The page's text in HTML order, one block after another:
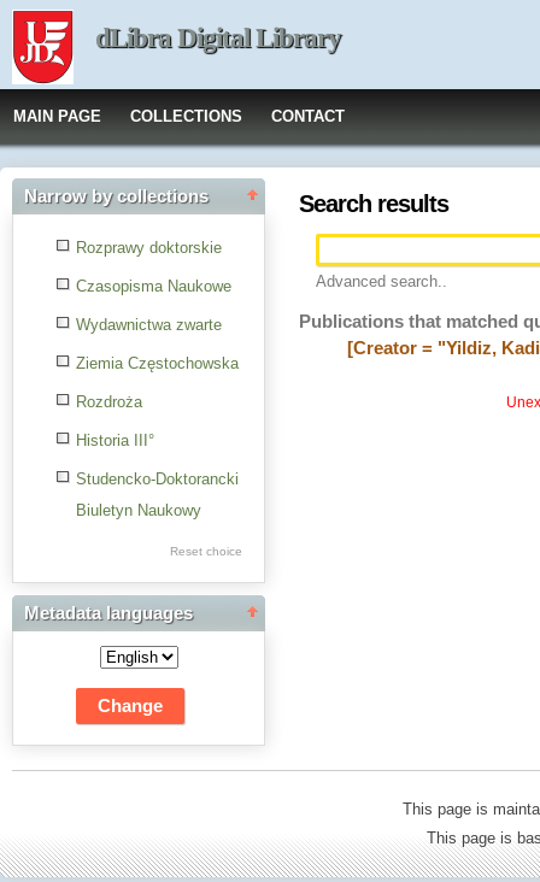
dLibra Digital Library
MAIN PAGE COLLECTIONS CONTACT
Narrow by collections
Rozprawy doktorskie
Czasopisma Naukowe
Wydawnictwa zwarte
Ziemia Częstochowska
Rozdroża
Historia III°
Studencko-Doktorancki
Biuletyn Naukowy
Res Academicae
Science Project Scripts
Biuletyn Informacyjny
WSP w Częstochowie
Reset choice
Metadata languages
Search results
Advanced search..
Publications that matched
[Creator = "Yildiz,
This page is
This page is